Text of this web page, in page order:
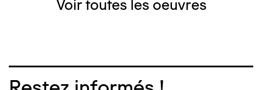
Voir toutes les oeuvres